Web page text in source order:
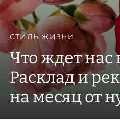
СТИЛЬ ЖИЗНИ
Что ждет нас
Расклад и
на месяц от